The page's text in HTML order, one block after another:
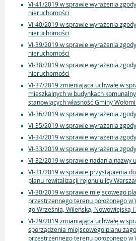
VI-41/2019 w sprawie wyrażenia
nieruchomości
VI-40/2019 w sprawie wyrażenia
nieruchomości
VI-39/2019 w sprawie wyrażenia
nieruchomości
VI-38/2019 w sprawie wyrażenia
nieruchomości
VI-37/2019 zmieniająca uchwałę w
mieszkalnych w budynkach
stanowiących własność Gminy
VI-36/2019 w sprawie wyrażenia
VI-35/2019 w sprawie wyrażenia
VI-34/2019 w sprawie wyrażenia
VI-33/2019 w sprawie wyrażenia
VI-32/2019 w sprawie nadania nazwy
VI-31/2019 w sprawie przystąpienia
planu rewitalizacji rejonu ulicy
VI-30/2019 w sprawie miejscowego
przestrzennego terenu położonego w
go Września, Wileńską, Nowowiejską i
VI-29/2019 zmianiająca uchwałę w
sporządzenia miejscowego planu
przestrzennego terenu połozonego w